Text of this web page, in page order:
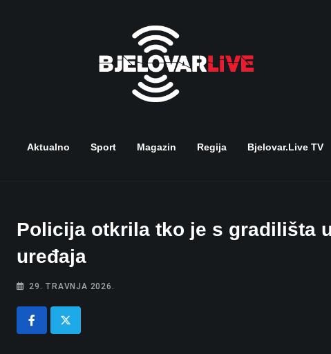
Aktualno Sport Magazin Regija Bjelovar.live TV
Policija otkrila tko je s gradilišta
uređaja
29. TRAVNJA 2026.